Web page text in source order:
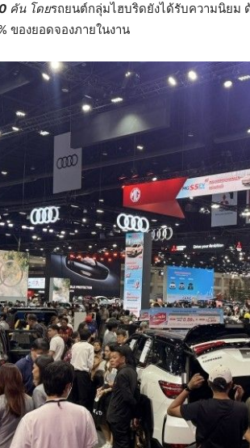
คัน โดยรถยนต์กลุ่มไฮบริดยังได้รับความนิยม
ของยอดจองภายในงาน